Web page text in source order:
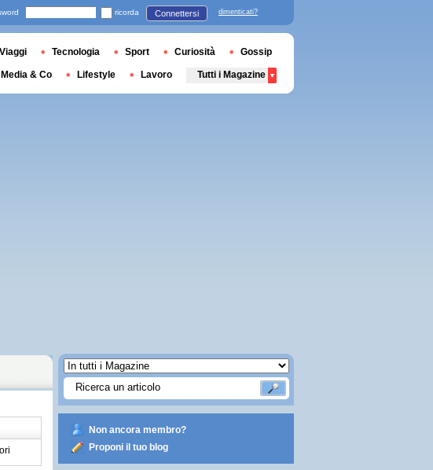
Non ancora membro?
Proponi il tuo blog
ricorda Connettersi dimenticati?
Viaggi Tecnologia Sport Curiosità Gossip
Media & Co Lifestyle Lavoro Tutti i Magazine